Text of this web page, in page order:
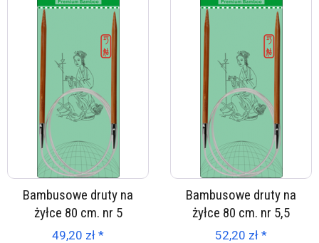
Bambusowe druty na
żyłce 80 cm. nr 5
49,20 zł *
Bambusowe druty na
żyłce 80 cm. nr 5,5
52,20 zł *